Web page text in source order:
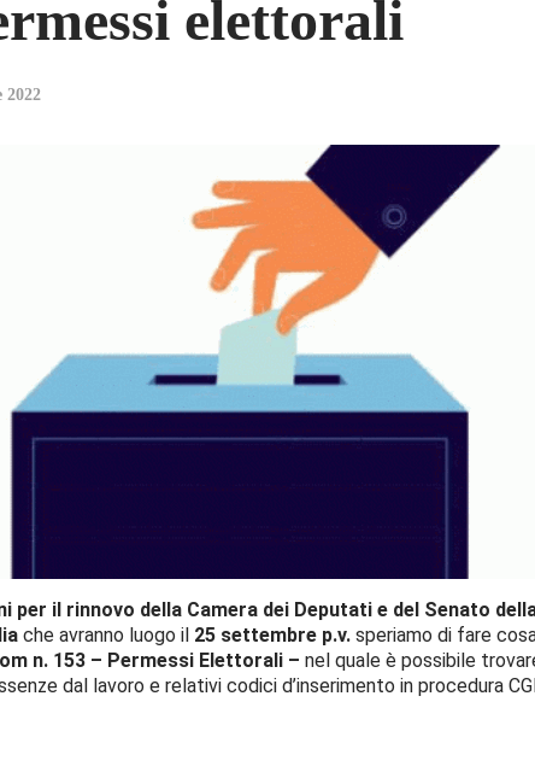
elettorali
2022
per il rinnovo della Camera dei Deputati e del Senato
che avranno luogo il 25 settembre p.v. speriamo di fare
n. 153 – Permessi Elettorali – nel quale è possibile
dal lavoro e relativi codici d’inserimento in procedura